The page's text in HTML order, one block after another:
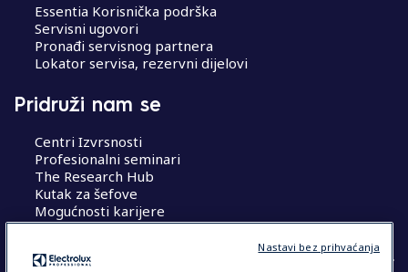
Essentia Korisnička podrška
Servisni ugovori
Pronađi servisnog partnera
Lokator servisa, rezervni dijelovi
Pridruži nam se
Centri Izvrsnosti
Profesionalni seminari
The Research Hub
Kutak za šefove
Mogućnosti karijere
Nastavi bez prihvaćanja